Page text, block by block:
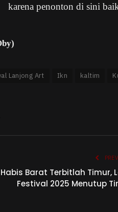
karena penonton di sini
Lanjong Art Ikn kaltim
Habis Barat Terbitlah Timur,
Festival 2025 Menutup